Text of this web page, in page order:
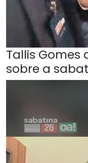
Tallis Gomes
sobre a